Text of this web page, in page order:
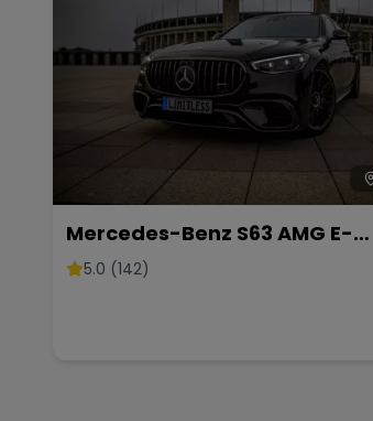
Mercedes-Benz S63 AMG E-
Performance 2025 lang 802 PS
5.0 (142)